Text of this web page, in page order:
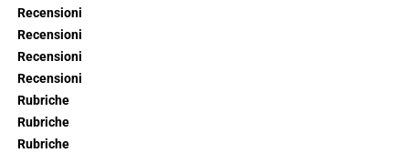
Recensioni
Recensioni
Recensioni
Recensioni
Rubriche
Rubriche
Rubriche